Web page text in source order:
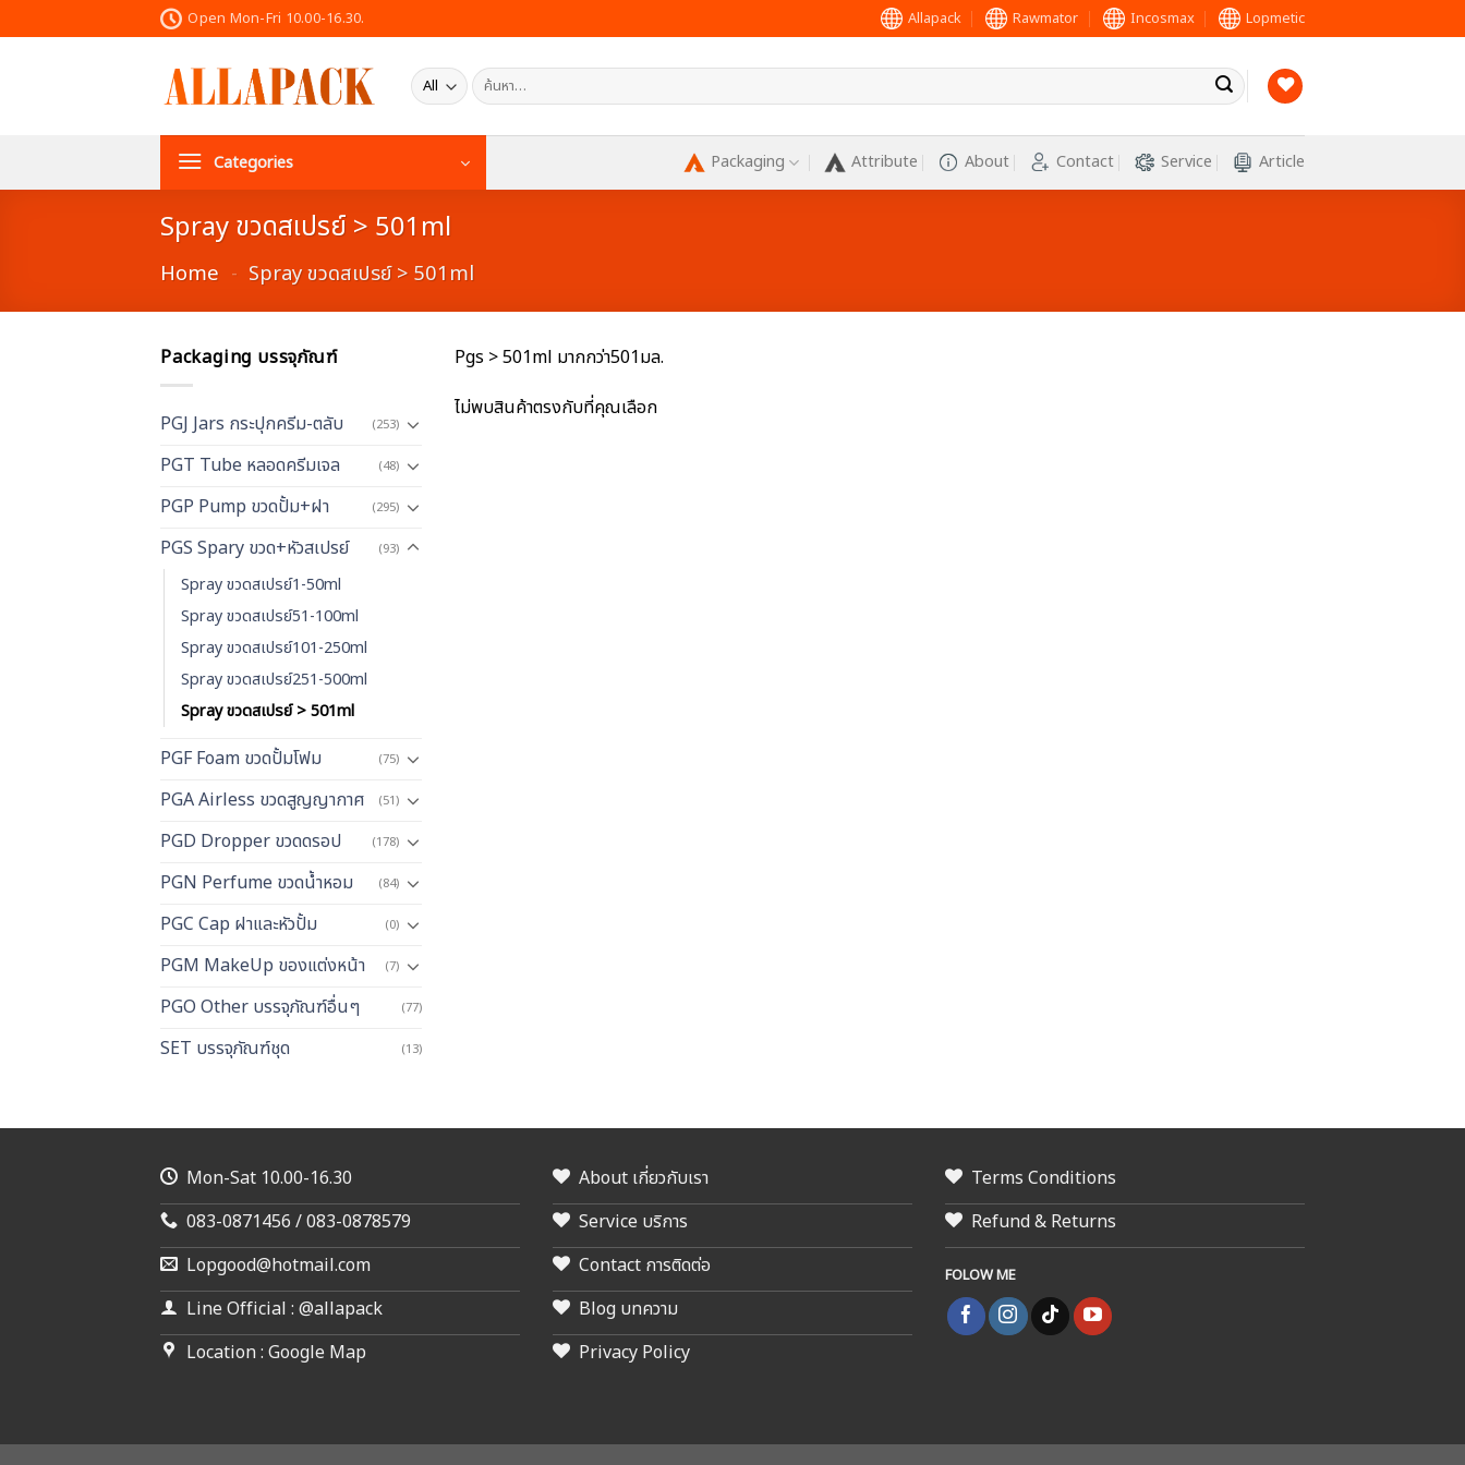
to
Open Mon-Fri 10.00-16.30. Allapack Rawmator Incosmax Lopmetic
ค้นหา:
Categories Packaging Attribute About Contact Service Article
Spray ขวดสเปรย์ > 501ml
Home - Spray ขวดสเปรย์ > 501ml
Packaging บรรจุภัณฑ์
PGJ Jars กระปุกครีม-ตลับ (253)
PGT Tube หลอดครีมเจล (48)
PGP Pump ขวดปั้ม+ฝา (295)
PGS Spary ขวด+หัวสเปรย์ (93)
Spray ขวดสเปรย์1-50ml
Spray ขวดสเปรย์51-100ml
Spray ขวดสเปรย์101-250ml
Spray ขวดสเปรย์251-500ml
Spray ขวดสเปรย์ > 501ml
PGF Foam ขวดปั้มโฟม (75)
PGA Airless ขวดสูญญากาศ (51)
PGD Dropper ขวดดรอป (178)
PGN Perfume ขวดน้ำหอม (84)
PGC Cap ฝาและหัวปั้ม (0)
PGM MakeUp ของแต่งหน้า (7)
PGO Other บรรจุภัณฑ์อื่นๆ (77)
SET บรรจุภัณฑ์ชุด (13)
Pgs > 501ml มากกว่า501มล.
ไม่พบสินค้าตรงกับที่คุณเลือก
Mon-Sat 10.00-16.30
083-0871456 / 083-0878579
Lopgood@hotmail.com
Line Official : @allapack
Location : Google Map
About เกี่ยวกับเรา
Service บริการ
Contact การติดต่อ
Blog บทความ
Privacy Policy
Terms Conditions
Refund & Returns
FOLOW ME